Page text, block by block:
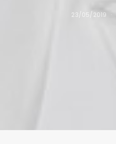
23/05/2019